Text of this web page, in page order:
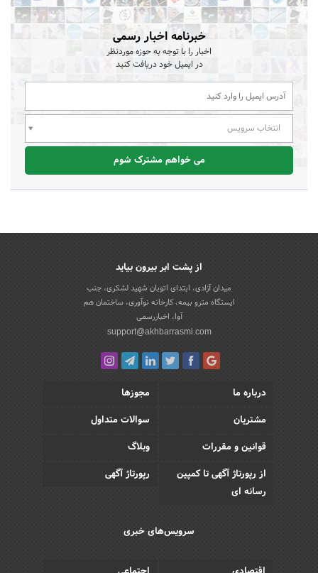
خبرنامه اخبار رسمی
اخبار را با توجه به حوزه موردنظر
در ایمیل خود دریافت کنید
انتخاب سرویس
می خواهم مشترک شوم
از پشت ابر بیرون بیاید
میدان آزادی، ابتدای اتوبان شهید لشکری، جنب
ایستگاه مترو بیمه، کارخانه نوآوری، ساختمان هم
آوا، اخباررسمی
support@akhbarrasmi.com
درباره ما
مجوزها
مشتریان
سوالات متداول
قوانین و مقررات
وبلاگ
از رپورتاژ آگهی تا کمپین
رسانه ای
رپورتاژ آگهی
سرویس‌های خبری